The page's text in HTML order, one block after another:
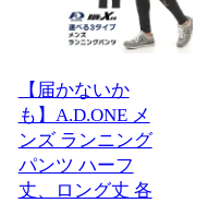
【届かないか
も】A.D.ONE メ
ンズ ランニング
パンツ ハーフ
丈、ロング丈 各